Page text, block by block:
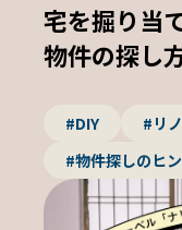
宅を掘り当
物件の探し
#DIY #リ
#物件探しのヒ